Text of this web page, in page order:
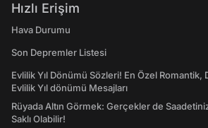
Hızlı Erişim
Hava Durumu
Son Depremler Listesi
Evlilik Yıl Dönümü Sözleri! En Özel Romantik,
Evlilik Yıl dönümü Mesajları
Rüyada Altın Görmek: Gerçekler de
Saklı Olabilir!